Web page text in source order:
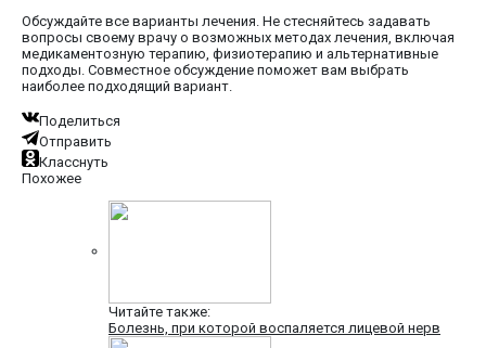
Обсуждайте все варианты лечения. Не стесняйтесь задавать
вопросы своему врачу о возможных методах лечения, включая
медикаментозную терапию, физиотерапию и альтернативные
подходы. Совместное обсуждение поможет вам выбрать
наиболее подходящий вариант.
Поделиться
Отправить
Класснуть
Похожее
Читайте также:
Болезнь, при которой воспаляется лицевой нерв